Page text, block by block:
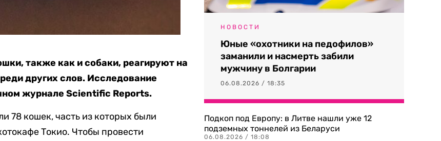
также как и собаки, реагируют на
других слов. Исследование
журнале Scientific Reports.
78 кошек, часть из которых были
Токио. Чтобы провести
НОВОСТИ
Юные «охотники на педофилов»
заманили и насмерть забили
мужчину в Болгарии
06.08.2026 / 18:35
Подкоп под Европу: в Литве нашли уже 12
подземных тоннелей из Беларуси
06.08.2026 / 18:08